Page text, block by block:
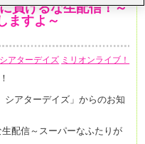
負けるな生配信！～
ますよ～
シアターデイズ ミリオンライブ！
シアターデイズ」からのお知
配信～スーパーなふたりが